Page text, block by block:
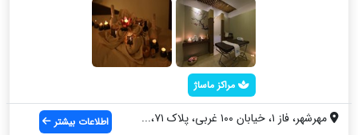
مراکز ماساژ
مهرشهر، فاز ۱، خیابان ۱۰۰ غربی، پلاک ۷۱،... اطلاعات بیشتر